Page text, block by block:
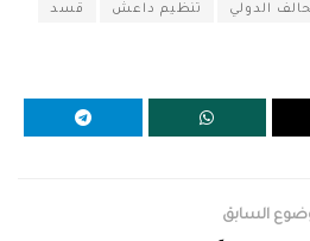
الدولي تنظيم داعش قسد
السابق